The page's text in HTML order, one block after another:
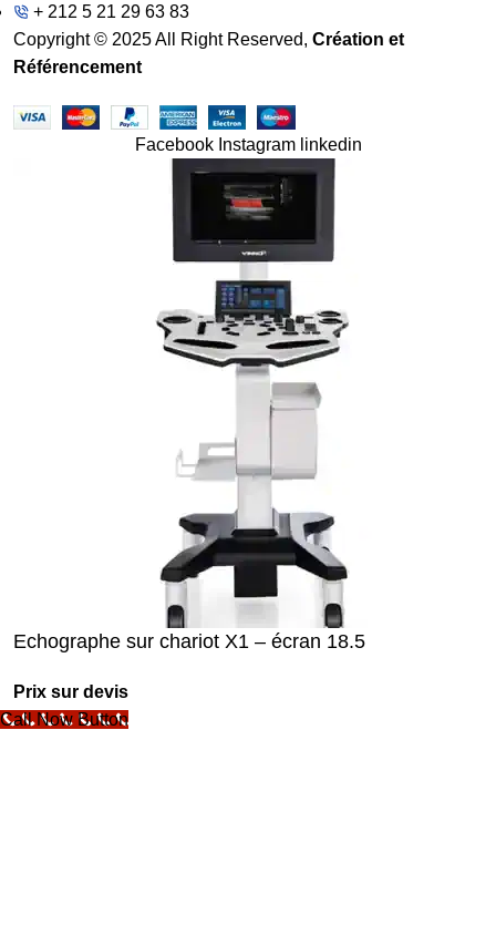
+ 212 5 21 29 63 83
Copyright © 2025 All Right Reserved, Création et
Référencement
Facebook Instagram linkedin
Echographe sur chariot X1 – écran 18.5
Prix sur devis
Call Now Button